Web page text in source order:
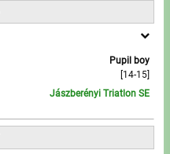
Pupil boy
[14-15]
Jászberényi Triatlon SE